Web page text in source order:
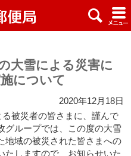
x #
大雪による災害に
について
2020年12月18日
被災者の皆さまに、謹んで
グループでは、この度の大雪
地域の被災された皆さまへの
たしますので、お知らせいた